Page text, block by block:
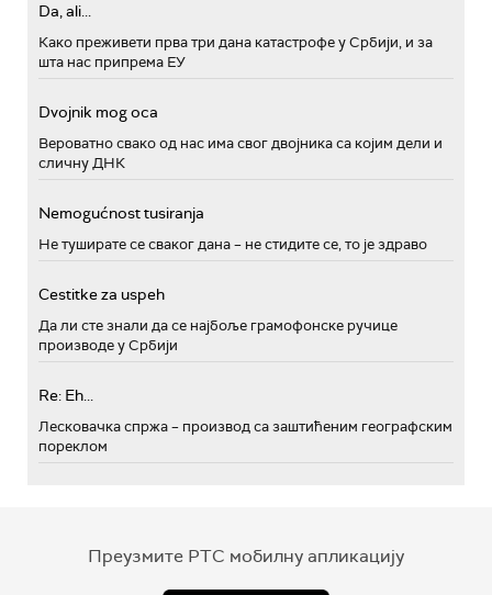
Da, ali...
Како преживети прва три дана катастрофе у Србији, и за
шта нас припрема ЕУ
Dvojnik mog oca
Вероватно свако од нас има свог двојника са којим дели и
сличну ДНК
Nemogućnost tusiranja
Не туширате се сваког дана – не стидите се, то је здраво
Cestitke za uspeh
Да ли сте знали да се најбоље грамофонске ручице
производе у Србији
Re: Eh...
Лесковачка спржа – производ са заштићеним географским
пореклом
Преузмите РТС мобилну апликацију